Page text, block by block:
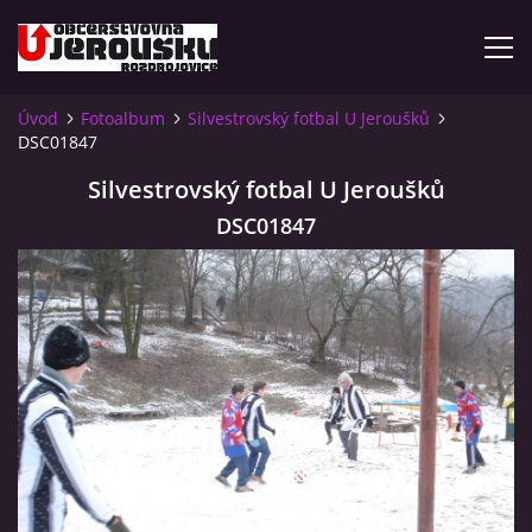
ÚVOD
VIDLÁCKÝ VÍCEBOJ 2023 - VIDEO
OTEVÍRACÍ DOBA
VIDLÁCKÝ VÍCEBOJ 2020 - ČLÁNEK Z ROZDROJOVICKÉ
DRBNY 4/2020
Úvod Fotoalbum
Silvestrovský fotbal U Jeroušků
DSC01847
Silvestrovský fotbal U Jeroušků
DSC01847